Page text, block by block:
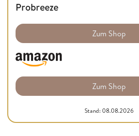
Probreeze
Zum Shop
Zum Shop
Stand: 08.08.2026